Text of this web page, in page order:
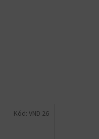
Kód:VND 26